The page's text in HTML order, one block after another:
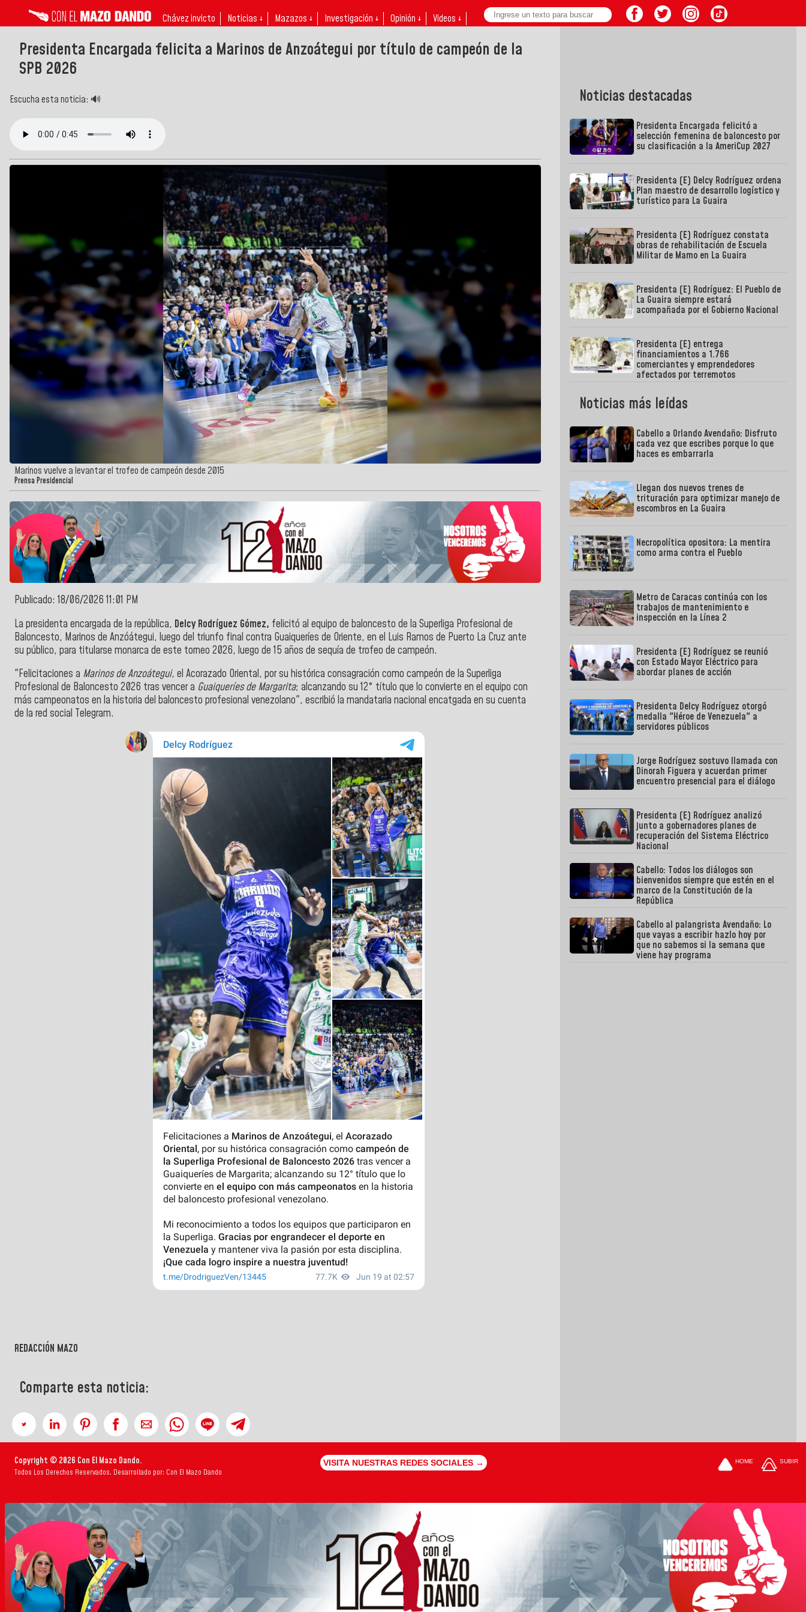
Chávez invicto Noticias ↓ Mazazos ↓ Investigación ↓ Opinión ↓ Videos ↓
Presidenta Encargada felicita a Marinos de Anzoátegui por título de campeón de la
SPB 2026
Escucha esta noticia: 🔊
Marinos vuelve a levantar el trofeo de campeón desde 2015
Prensa Presidencial
Publicado: 18/06/2026 11:01 PM
La presidenta encargada de la república, Delcy Rodríguez Gómez, felicitó al equipo de baloncesto de la Superliga Profesional de
Baloncesto, Marinos de Anzóátegui, luego del triunfo final contra Guaiqueríes de Oriente, en el Luis Ramos de Puerto La Cruz ante
su público, para titularse monarca de este torneo 2026, luego de 15 años de sequía de trofeo de campeón.
"Felicitaciones a Marinos de Anzoátegui, el Acorazado Oriental, por su histórica consagración como campeón de la Superliga
Profesional de Baloncesto 2026 tras vencer a Guaiqueríes de Margarita; alcanzando su 12° título que lo convierte en el equipo con
más campeonatos en la historia del baloncesto profesional venezolano", escribió la mandataria nacional encatgada en su cuenta
de la red social Telegram.
REDACCIÓN MAZO
Comparte esta noticia:
Noticias destacadas
Presidenta Encargada felicitó a
selección femenina de baloncesto por
su clasificación a la AmeriCup 2027
Presidenta (E) Delcy Rodríguez ordena
Plan maestro de desarrollo logístico y
turístico para La Guaira
Presidenta (E) Rodríguez constata
obras de rehabilitación de Escuela
Militar de Mamo en La Guaira
Presidenta (E) Rodríguez: El Pueblo de
La Guaira siempre estará
acompañada por el Gobierno Nacional
Presidenta (E) entrega
financiamientos a 1.766
comerciantes y emprendedores
afectados por terremotos
Noticias más leídas
Cabello a Orlando Avendaño: Disfruto
cada vez que escribes porque lo que
haces es embarrarla
Llegan dos nuevos trenes de
trituración para optimizar manejo de
escombros en La Guaira
Necropolítica opositora: La mentira
como arma contra el Pueblo
Metro de Caracas continúa con los
trabajos de mantenimiento e
inspección en la Línea 2
Presidenta (E) Rodríguez se reunió
con Estado Mayor Eléctrico para
abordar planes de acción
Presidenta Delcy Rodríguez otorgó
medalla "Héroe de Venezuela" a
servidores públicos
Jorge Rodríguez sostuvo llamada con
Dinorah Figuera y acuerdan primer
encuentro presencial para el diálogo
Presidenta (E) Rodríguez analizó
junto a gobernadores planes de
recuperación del Sistema Eléctrico
Nacional
Cabello: Todos los diálogos son
bienvenidos siempre que estén en el
marco de la Constitución de la
República
Cabello al palangrista Avendaño: Lo
que vayas a escribir hazlo hoy por
que no sabemos si la semana que
viene hay programa
Copyright © 2026 Con El Mazo Dando.
Todos Los Derechos Reservados. Desarrollado por: Con El Mazo Dando
VISITA NUESTRAS REDES SOCIALES → HOME SUBIR